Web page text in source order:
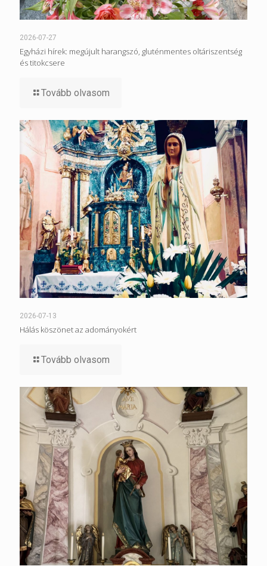
2026-07-27
Egyházi hírek: megújult harangszó, gluténmentes oltáriszentség
és titokcsere
Tovább olvasom
2026-07-13
Hálás köszönet az adományokért
Tovább olvasom